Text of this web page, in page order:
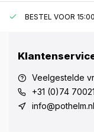
BESTEL VOOR
Veelgestelde
+31 (0)74
info@pothelm.nl